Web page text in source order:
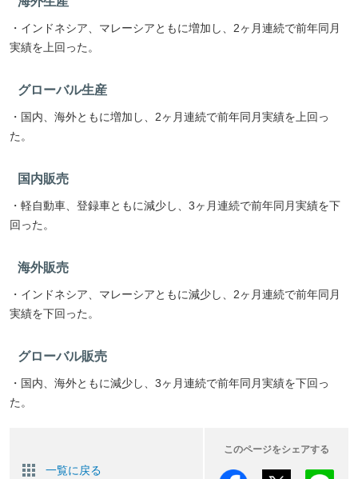
・インドネシア、マレーシアともに増加し、2ヶ月連続で前年同月
実績を上回った。
グローバル生産
・国内、海外ともに増加し、2ヶ月連続で前年同月実績を上回っ
た。
国内販売
・軽自動車、登録車ともに減少し、3ヶ月連続で前年同月実績を下
回った。
海外販売
・インドネシア、マレーシアともに減少し、2ヶ月連続で前年同月
実績を下回った。
グローバル販売
・国内、海外ともに減少し、3ヶ月連続で前年同月実績を下回っ
た。
一覧に戻る
このページをシェアする